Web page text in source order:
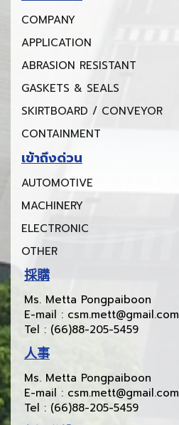
COMPANY
APPLICATION
ABRASION RESISTANT
GASKETS & SEALS
SKIRTBOARD / CONVEYOR
CONTAINMENT
เข้าถึงด่วน
AUTOMOTIVE
MACHINERY
ELECTRONIC
OTHER
採購
Ms. Metta Pongpaiboon
E-mail : csm.mett@gmail.com
Tel : (66)88-205-5459
人事
Ms. Metta Pongpaiboon
E-mail : csm.mett@gmail.com
Tel : (66)88-205-5459